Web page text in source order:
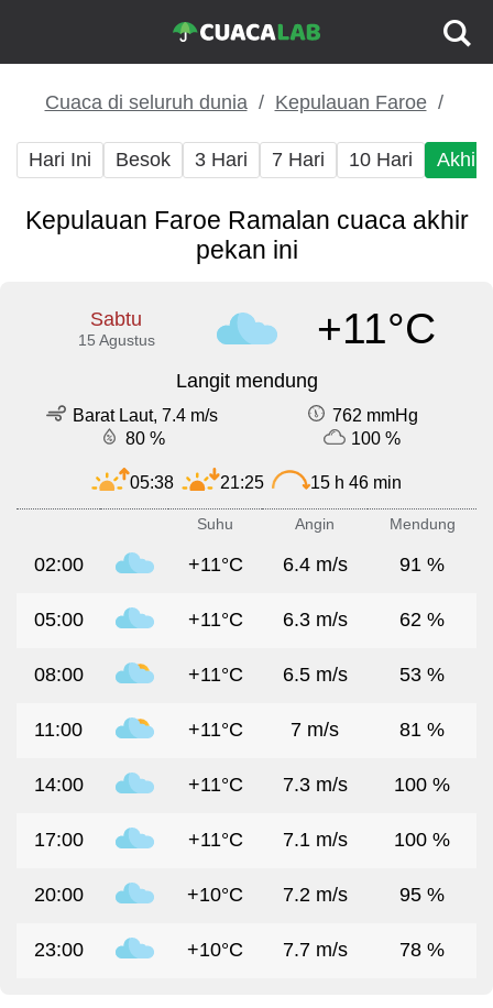
Cuaca di seluruh dunia Kepulauan Faroe
Hari Ini Besok 3 Hari 7 Hari 10 Hari Akhir
Kepulauan Faroe Ramalan cuaca akhir
pekan ini
Sabtu
15 Agustus +11°C
Langit mendung
Barat Laut, 7.4 m/s
762 mmHg
80 %
100 %
05:38 21:25 15 h 46 min
Suhu Angin Mendung
02:00 +11°C 6.4 m/s 91 %
05:00 +11°C 6.3 m/s 62 %
08:00 +11°C 6.5 m/s 53 %
11:00 +11°C 7 m/s 81 %
14:00 +11°C 7.3 m/s 100 %
17:00 +11°C 7.1 m/s 100 %
20:00 +10°C 7.2 m/s 95 %
23:00 +10°C 7.7 m/s 78 %